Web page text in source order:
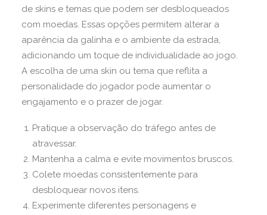
de skins e temas que podem ser desbloqueados
com moedas. Essas opções permitem alterar a
aparência da galinha e o ambiente da estrada,
adicionando um toque de individualidade ao jogo.
A escolha de uma skin ou tema que reflita a
personalidade do jogador pode aumentar o
engajamento e o prazer de jogar.
Pratique a observação do tráfego antes de
atravessar.
Mantenha a calma e evite movimentos bruscos.
Colete moedas consistentemente para
desbloquear novos itens.
Experimente diferentes personagens e